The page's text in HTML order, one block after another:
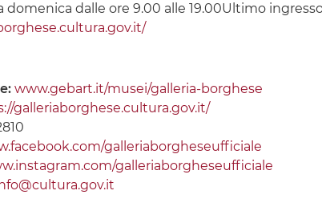
domenica dalle ore 9.00 alle 19.00Ultimo
www.gebart.it/musei/galleria-borghese
galleriaborghese.cultura.gov.it/
galleriaborgheseufficiale
galleriaborgheseufficiale